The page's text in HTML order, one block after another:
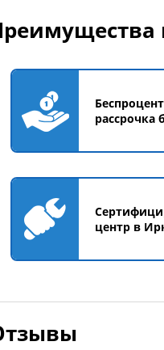
рассрочка
центр в